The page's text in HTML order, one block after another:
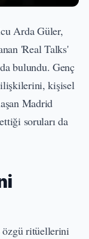
Arda Güler,
'Real Talks'
bulundu. Genç
ilişkilerini, kişisel
Madrid
soruları da
özgü ritüellerini